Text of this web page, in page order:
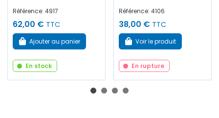
Référence: 4917
62,00 € TTC
Ajouter au panier
En stock
Référence: 4106
38,00 € TTC
Voir le produit
En rupture